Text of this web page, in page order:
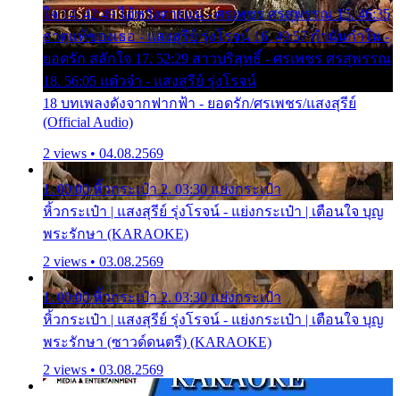
ใจ 14. 42:49 ไอ้หวังตายแน่ - ศรเพชร ศรสุพรรณ 15. 46:35
ธาตุแท้ของเธอ - แสงสุรีย์ รุ่งโรจน์ 16. 49:57 กำนันกำใน -
ยอดรัก สลักใจ 17. 52:29 สาวบริสุทธิ์ - ศรเพชร ศรสุพรรณ
18. 56:05 แต๋วจ๋า - แสงสุรีย์ รุ่งโรจน์
18 บทเพลงดังจากฟากฟ้า - ยอดรัก/ศรเพชร/แสงสุรีย์
(Official Audio)
2 views • 04.08.2569
1. 00:00 หิ้วกระเป๋า 2. 03:30 แย่งกระเป๋า
หิ้วกระเป๋า | แสงสุรีย์ รุ่งโรจน์ - แย่งกระเป๋า | เตือนใจ บุญ
พระรักษา (KARAOKE)
2 views • 03.08.2569
1. 00:00 หิ้วกระเป๋า 2. 03:30 แย่งกระเป๋า
หิ้วกระเป๋า | แสงสุรีย์ รุ่งโรจน์ - แย่งกระเป๋า | เตือนใจ บุญ
พระรักษา (ซาวด์ดนตรี) (KARAOKE)
2 views • 03.08.2569